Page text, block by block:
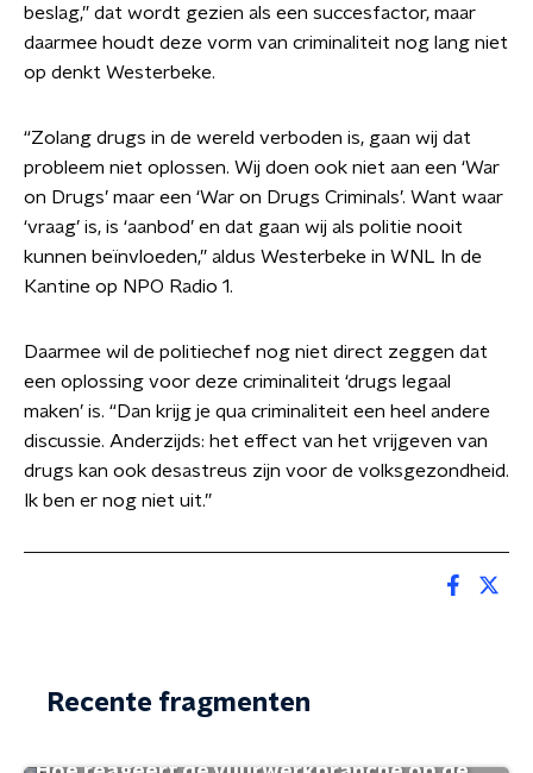
beslag,” dat wordt gezien als een succesfactor, maar
daarmee houdt deze vorm van criminaliteit nog lang niet
op denkt Westerbeke.
“Zolang drugs in de wereld verboden is, gaan wij dat
probleem niet oplossen. Wij doen ook niet aan een ‘War
on Drugs’ maar een ‘War on Drugs Criminals’. Want waar
‘vraag’ is, is ‘aanbod’ en dat gaan wij als politie nooit
kunnen beïnvloeden,” aldus Westerbeke in WNL In de
Kantine op NPO Radio 1.
Daarmee wil de politiechef nog niet direct zeggen dat
een oplossing voor deze criminaliteit ‘drugs legaal
maken’ is. “Dan krijg je qua criminaliteit een heel andere
discussie. Anderzijds: het effect van het vrijgeven van
drugs kan ook desastreus zijn voor de volksgezondheid.
Ik ben er nog niet uit.”
Recente fragmenten